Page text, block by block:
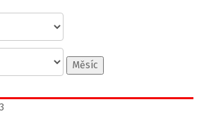
Měsíc